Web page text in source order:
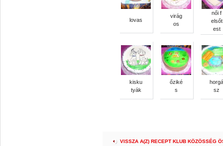
lovas
virág
os
női f
elsőt
est
kisku
tyák
őziké
s
horgá
sz
VISSZA A(Z) RECEPT KLUB KÖZÖSSÉG